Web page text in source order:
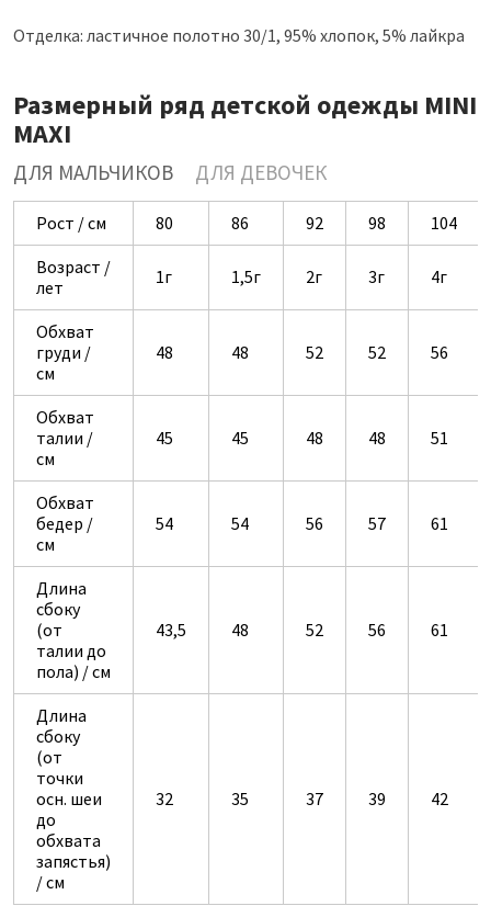
Отделка: ластичное полотно 30/1, 95% хлопок, 5% лайкра
Размерный ряд детской одежды MINI
MAXI
ДЛЯ МАЛЬЧИКОВ ДЛЯ ДЕВОЧЕК
Рост / см 80 86 92 98
104
Возраст /
лет
1г 1,5г 2г 3г 4г
Обхват
груди /
см
48 48 52 52 56
Обхват
талии /
см
45 45 48 48 51
Обхват
бедер /
см
54 54 56 57 61
Длина
сбоку
(от
талии до
пола) / см
43,5 48 52 56 61
Длина
сбоку
(от
точки
осн. шеи
до
обхвата
запястья)
/ см
32 35 37 39 42